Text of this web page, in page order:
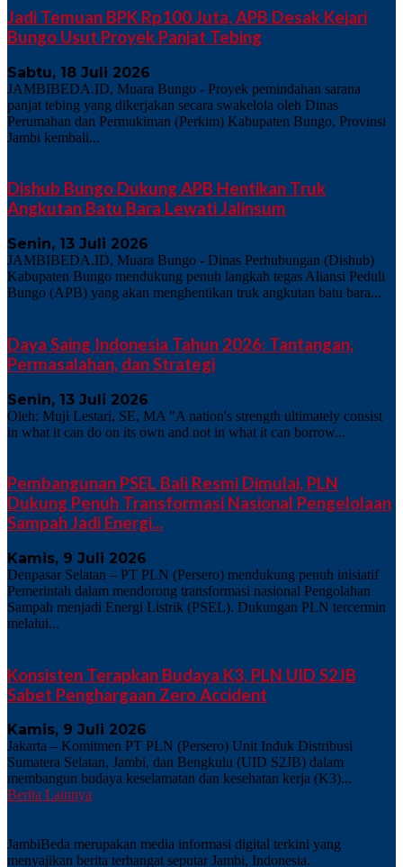
Jadi Temuan BPK Rp100 Juta, APB Desak Kejari
Bungo Usut Proyek Panjat Tebing
Sabtu, 18 Juli 2026
JAMBIBEDA.ID, Muara Bungo - Proyek pemindahan sarana
panjat tebing yang dikerjakan secara swakelola oleh Dinas
Perumahan dan Permukiman (Perkim) Kabupaten Bungo, Provinsi
Jambi kembali...
Dishub Bungo Dukung APB Hentikan Truk
Angkutan Batu Bara Lewati Jalinsum
Senin, 13 Juli 2026
JAMBIBEDA.ID, Muara Bungo - Dinas Perhubungan (Dishub)
Kabupaten Bungo mendukung penuh langkah tegas Aliansi Peduli
Bungo (APB) yang akan menghentikan truk angkutan batu bara...
Daya Saing Indonesia Tahun 2026: Tantangan,
Permasalahan, dan Strategi
Senin, 13 Juli 2026
Oleh: Muji Lestari, SE, MA "A nation's strength ultimately consist
in what it can do on its own and not in what it can borrow...
Pembangunan PSEL Bali Resmi Dimulai, PLN
Dukung Penuh Transformasi Nasional Pengelolaan
Sampah Jadi Energi...
Kamis, 9 Juli 2026
Denpasar Selatan – PT PLN (Persero) mendukung penuh inisiatif
Pemerintah dalam mendorong transformasi nasional Pengolahan
Sampah menjadi Energi Listrik (PSEL). Dukungan PLN tercermin
melalui...
Konsisten Terapkan Budaya K3, PLN UID S2JB
Sabet Penghargaan Zero Accident
Kamis, 9 Juli 2026
Jakarta – Komitmen PT PLN (Persero) Unit Induk Distribusi
Sumatera Selatan, Jambi, dan Bengkulu (UID S2JB) dalam
membangun budaya keselamatan dan kesehatan kerja (K3)...
Berita Lainnya
JambiBeda merupakan media informasi digital terkini yang
menyajikan berita terhangat seputar Jambi, Indonesia.